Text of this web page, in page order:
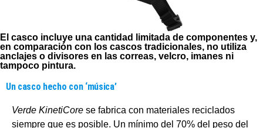
El casco incluye una cantidad limitada de componentes y,
en comparación con los cascos tradicionales, no utiliza
anclajes o divisores en las correas, velcro, imanes ni
tampoco pintura.
Un casco hecho con ‘música’
Verde KinetiCore se fabrica con materiales reciclados
siempre que es posible. Un mínimo del 70% del peso del